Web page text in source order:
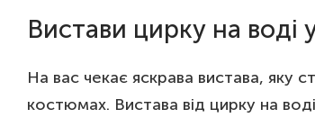
Вистави цирку на воді
На вас чекає яскрава вистава, яку
костюмах. Вистава від цирку на